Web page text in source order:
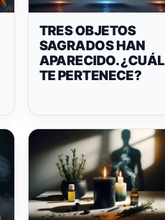
TRES OBJETOS
SAGRADOS HAN
APARECIDO. ¿CUÁL
TE PERTENECE?